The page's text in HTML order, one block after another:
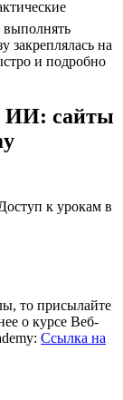
закреплялась на
и подробно
ИИ: сайты
к урокам в
то присылайте
о курсе Веб-
Ссылка на